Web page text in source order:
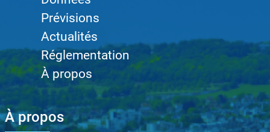
Prévisions
Actualités
Réglementation
À propos
À propos